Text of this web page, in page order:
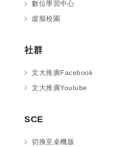
數位學習中心
虛擬校園
社群
文大推廣Facebook
文大推廣Youtube
SCE
切換至桌機版